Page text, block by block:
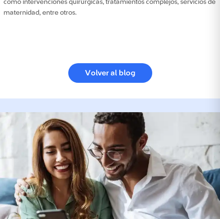
como intervenciones quirúrgicas, tratamientos complejos, servicios de
maternidad, entre otros.
Volver al blog